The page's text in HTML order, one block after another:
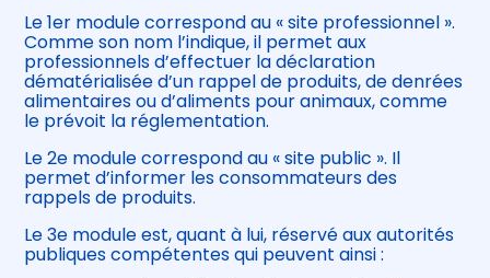
Le 1er module correspond au « site professionnel ».
Comme son nom l’indique, il permet aux
professionnels d’effectuer la déclaration
dématérialisée d’un rappel de produits, de denrées
alimentaires ou d’aliments pour animaux, comme
le prévoit la réglementation.
Le 2e module correspond au « site public ». Il
permet d’informer les consommateurs des
rappels de produits.
Le 3e module est, quant à lui, réservé aux autorités
publiques compétentes qui peuvent ainsi :